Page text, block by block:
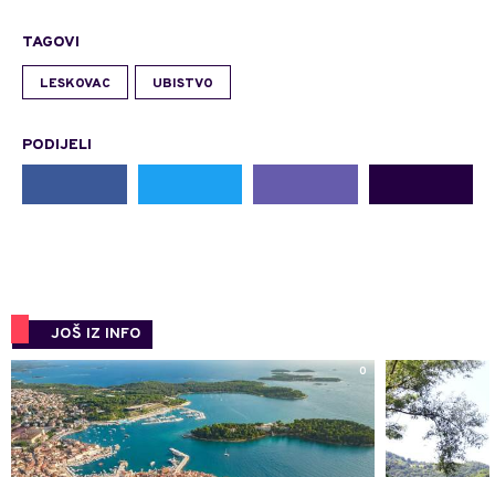
TAGOVI
LESKOVAC UBISTVO
PODIJELI
JOŠ IZ INFO
0